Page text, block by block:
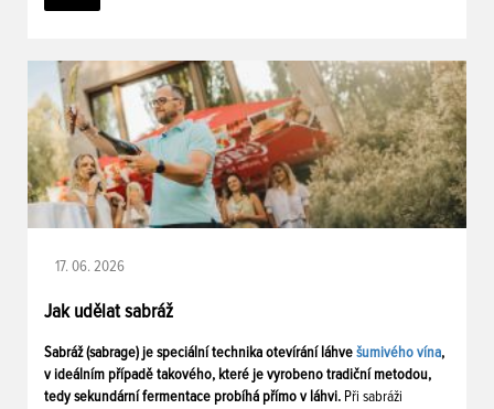
17. 06. 2026
Jak udělat sabráž
Sabráž (sabrage) je speciální technika otevírání láhve šumivého vína,
v ideálním případě takového, které je vyrobeno tradiční metodou,
tedy sekundární fermentace probíhá přímo v láhvi. Při sabráži